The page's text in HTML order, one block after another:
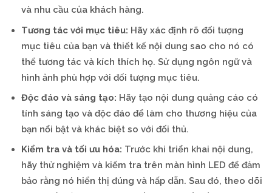
và nhu cầu của khách hàng.
Tương tác với mục tiêu: Hãy xác định rõ đối tượng
mục tiêu của bạn và thiết kế nội dung sao cho nó có
thể tương tác và kích thích họ. Sử dụng ngôn ngữ và
hình ảnh phù hợp với đối tượng mục tiêu.
Độc đáo và sáng tạo: Hãy tạo nội dung quảng cáo có
tính sáng tạo và độc đáo để làm cho thương hiệu của
bạn nổi bật và khác biệt so với đối thủ.
Kiểm tra và tối ưu hóa: Trước khi triển khai nội dung,
hãy thử nghiệm và kiểm tra trên màn hình LED để đảm
bảo rằng nó hiển thị đúng và hấp dẫn. Sau đó, theo dõi